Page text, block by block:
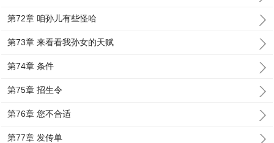
第72章 咱孙儿有些怪哈
第73章 来看看我孙女的天赋
第74章 条件
第75章 招生令
第76章 您不合适
第77章 发传单